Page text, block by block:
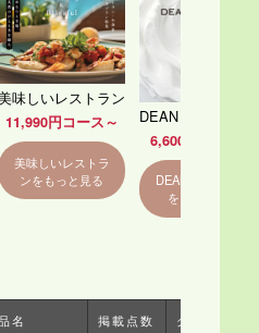
味しいレストラン
11,990円コース～
美味しいレストラ
ンをもっと見る
DEAN & DELUCA
6,600円コース～
DEAN & DELUCA
をもっと見る
名 掲載点数 グルメ数